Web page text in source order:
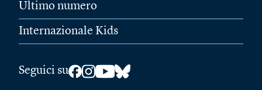
Ultimo numero
Internazionale Kids
Seguici su